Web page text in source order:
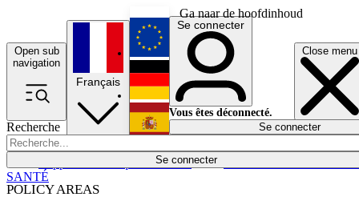
Ga naar de hoofdinhoud
Open sub
navigation
Close menu
Recherche
Se connecter
POLICY AREAS
Économie
Français
English
Deutsch
Español
Se connecter
Vous êtes déconnecté.
Se connecter
SANTÉ